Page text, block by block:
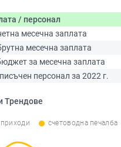
/ персонал
месечна заплата
месечна заплата
за месечна заплата
персонал за 2022 г.
Трендове
счетоводна печалба